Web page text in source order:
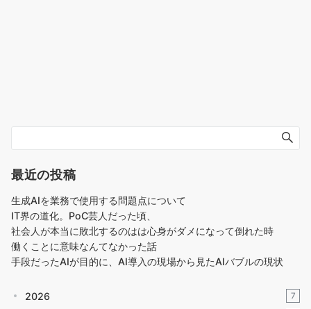
最近の投稿
生成AIを業務で使用する問題点について
IT界の道化。PoC芸人だった頃、
社会人が本当に敗北するのはは心身がダメになって倒れた時
働くことに意味なんてなかった話
手段だったAIが目的に、AI導入の現場から見たAIバブルの現状
2026 7